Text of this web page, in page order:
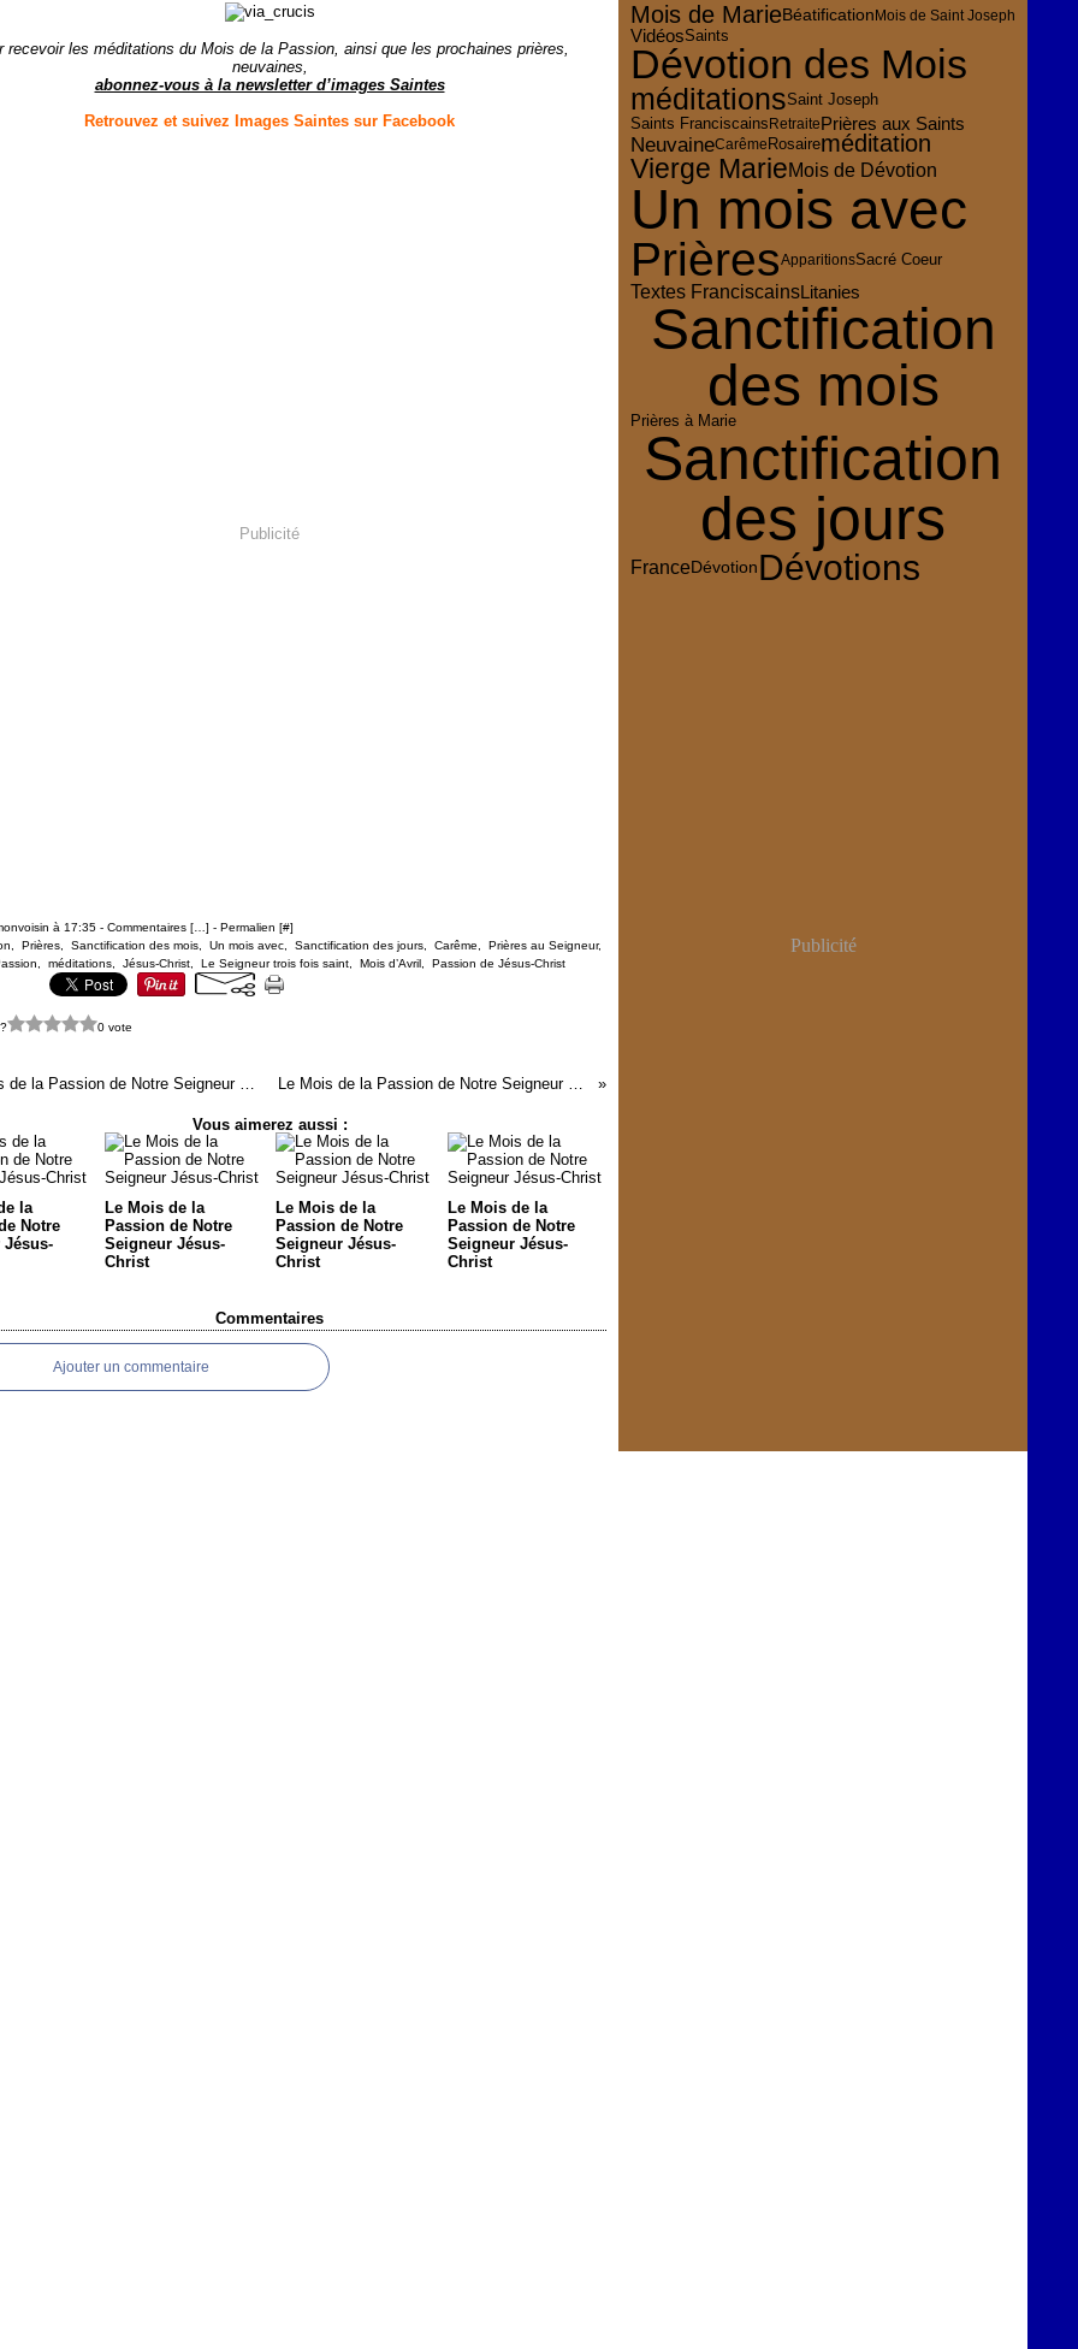
recevoir les méditations du Mois de la Passion, ainsi que les prochaines prières,
neuvaines,
abonnez-vous à la newsletter d’images Saintes
Retrouvez et suivez Images Saintes sur Facebook
Publicité
à 17:35 - Commentaires [ ] - Permalien [#]
Prières Sanctification des mois Un mois avec Sanctification des jours Carême Prières au Seigneur,
méditations Jésus-Christ Le Seigneur trois fois saint Mois d’Avril Passion de Jésus-Christ
0 vote
Le Mois de la Passion de Notre Seigneur Jésus-Christ Le Mois de la Passion de Notre Seigneur Jésus-Christ
Vous aimerez aussi :
la
Notre
Jésus-
Le Mois de la
Passion de Notre
Seigneur Jésus-
Christ
Le Mois de la
Passion de Notre
Seigneur Jésus-
Christ
Le Mois de la
Passion de Notre
Seigneur Jésus-
Christ
Commentaires
Ajouter un commentaire
Mois de MarieBéatificationMois de Saint Joseph
VidéosSaints
Dévotion des Mois
méditationsSaint Joseph
Saints FranciscainsRetraitePrières aux Saints
NeuvaineCarêmeRosaireméditation
Vierge MarieMois de Dévotion
Un mois avec
PrièresApparitionsSacré Coeur
Textes FranciscainsLitanies
Sanctification
des mois
Prières à Marie
Sanctification
des jours
FranceDévotionDévotions
Publicité